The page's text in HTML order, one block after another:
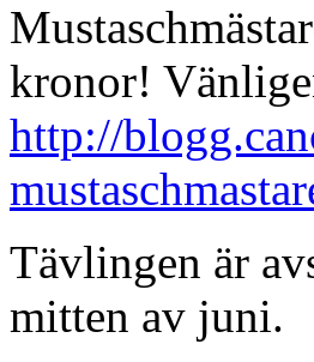
kronor!
http://
Tävlingen är
mitten av juni.